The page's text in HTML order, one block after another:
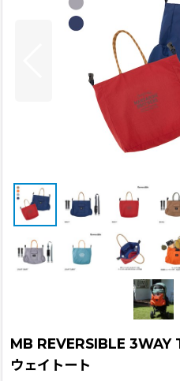
MB REVERSIBLE 3WAY
ウェイトート